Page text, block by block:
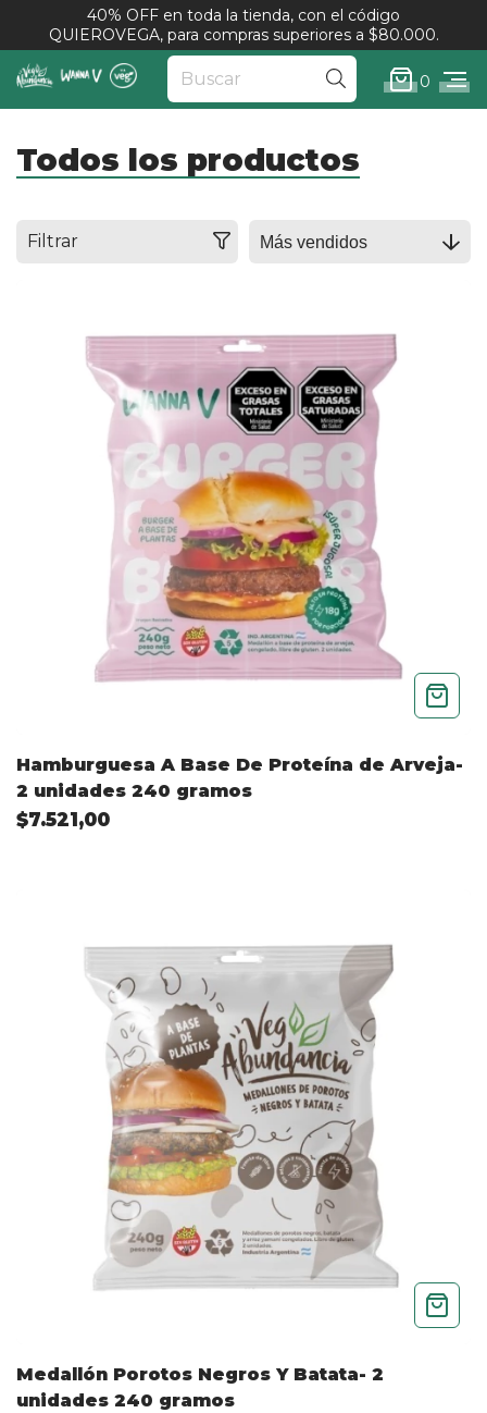
40% OFF en toda la tienda, con el código
QUIEROVEGA, para compras superiores a $80.000.
0
Todos los productos
Filtrar
Hamburguesa A Base De Proteína de Arveja-
2 unidades 240 gramos
$7.521,00
Medallón Porotos Negros Y Batata- 2
unidades 240 gramos